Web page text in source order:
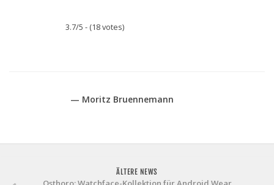
3.7/5 - (18 votes)
— Moritz Bruennemann
ÄLTERE NEWS